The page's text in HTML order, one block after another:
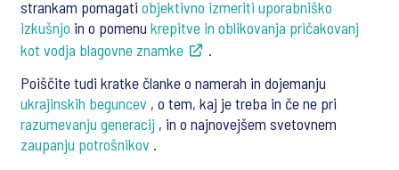
strankam pomagati objektivno izmeriti uporabniško
izkušnjo in o pomenu krepitve in oblikovanja pričakovanj
kot vodja blagovne znamke
.
Poiščite tudi kratke članke o namerah in dojemanju
ukrajinskih beguncev , o tem, kaj je treba in če ne pri
razumevanju generacij , in o najnovejšem svetovnem
zaupanju potrošnikov .